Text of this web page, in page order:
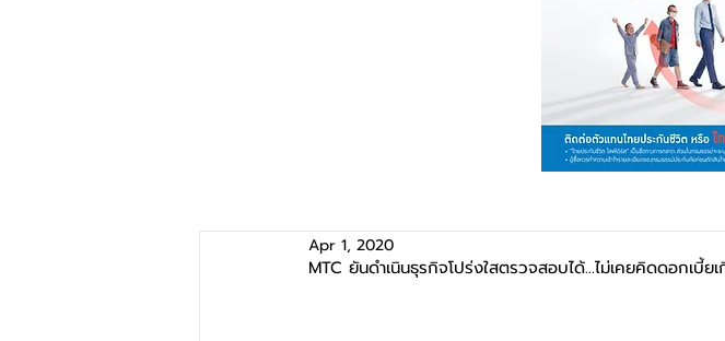
MTC ยันดำเนินธุรกิจโปร่งใสตรวจสอบได้...ไม่เคยคิดดอกเบี้ย
Apr 1, 2020